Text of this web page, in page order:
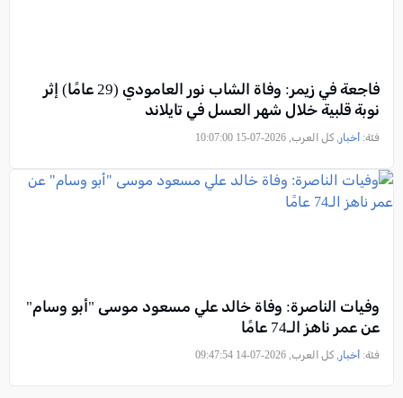
فاجعة في زيمر: وفاة الشاب نور العامودي (29 عامًا) إثر
نوبة قلبية خلال شهر العسل في تايلاند
فئة: أخبار , كل العرب, 2026-07-15 10:07:00
وفيات الناصرة: وفاة خالد علي مسعود موسى "أبو وسام"
عن عمر ناهز الـ74 عامًا
فئة: أخبار , كل العرب, 2026-07-14 09:47:54